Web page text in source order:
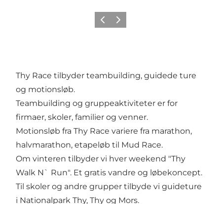
ForrigeNeste
Thy Race tilbyder teambuilding, guidede ture
og motionsløb.
Teambuilding og gruppeaktiviteter er for
firmaer, skoler, familier og venner.
Motionsløb fra Thy Race variere fra marathon,
halvmarathon, etapeløb til Mud Race.
Om vinteren tilbyder vi hver weekend "Thy
Walk N` Run". Et gratis vandre og løbekoncept.
Til skoler og andre grupper tilbyde vi guideture
i Nationalpark Thy, Thy og Mors.